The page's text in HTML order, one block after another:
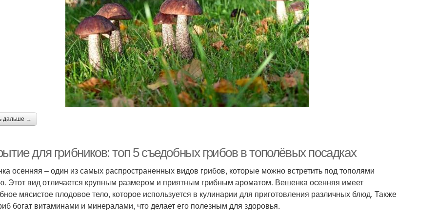
дальше →
для грибников: топ 5 съедобных грибов в тополёвых посадках
осенняя – один из самых распространенных видов грибов, которые можно встретить под тополями
Этот вид отличается крупным размером и приятным грибным ароматом. Вешенка осенняя имеет
мясистое плодовое тело, которое используется в кулинарии для приготовления различных блюд. Также
богат витаминами и минералами, что делает его полезным для здоровья.